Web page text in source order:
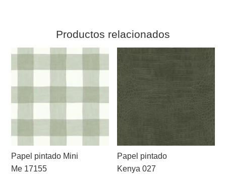
Productos relacionados
Papel pintado Mini
Me 17155
Papel pintado
Kenya 027